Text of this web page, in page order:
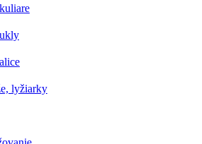
lyžiarky